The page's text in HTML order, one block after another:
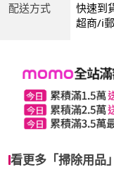
配送方式 快速到
超商/i
看更多「掃除用品